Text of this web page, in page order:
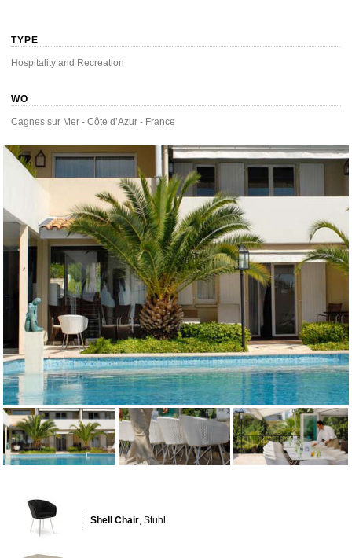
TYPE
Hospitality and Recreation
WO
Cagnes sur Mer - Côte d’Azur - France
Shell Chair, Stuhl